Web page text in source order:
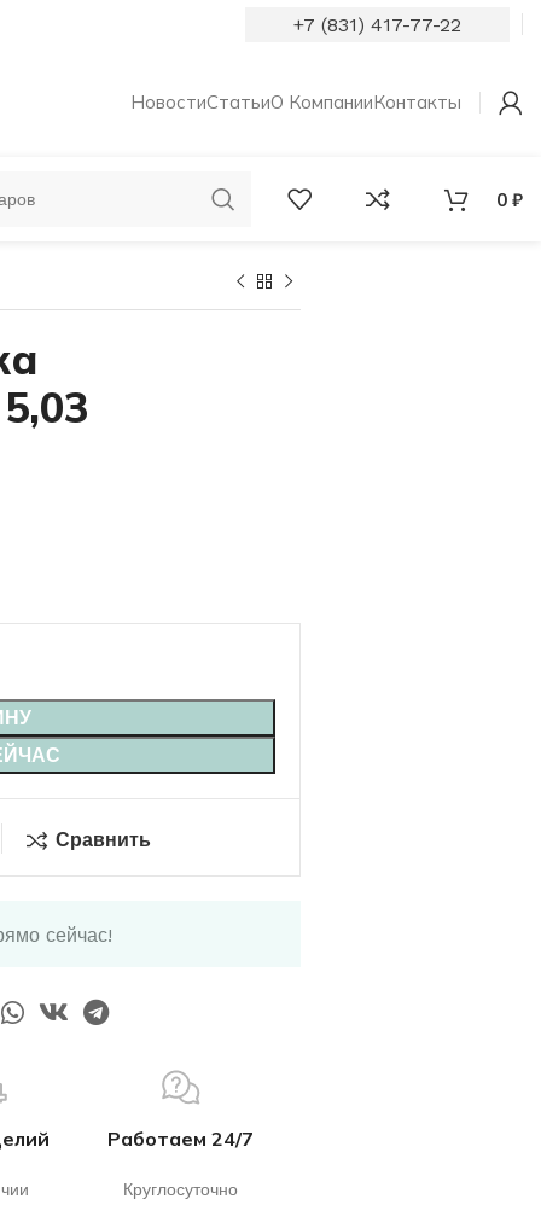
+7 (831) 417-77-22
НовостиСтатьиО КомпанииКонтакты
ОБРУЧАЛЬНЫЕ
КОЛЬЦА С
0 ₽
Сравнить
сейчас!
Работаем 24/7
Круглосуточно